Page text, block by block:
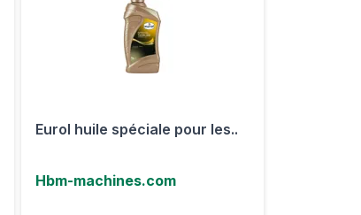
Eurol huile spéciale pour les..
Hbm-machines.com